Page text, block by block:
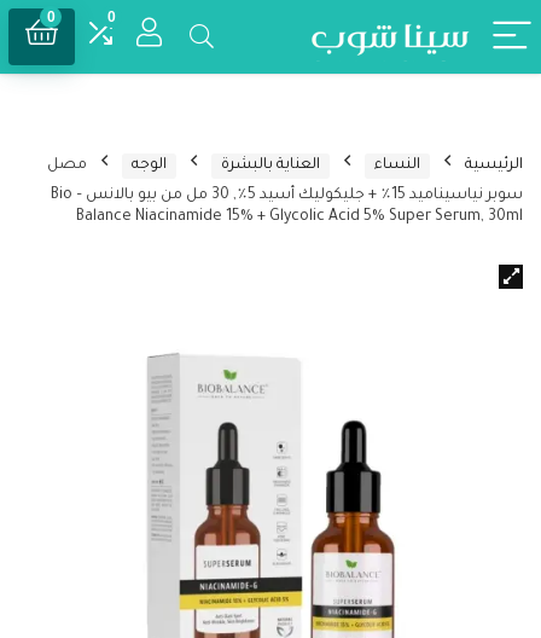
0
0
الرئيسية النساء العناية بالبشرة الوجه
مصل
سوبر نياسيناميد 15٪ + جليكوليك أسيد 5٪, 30 مل من بيو بالانس – Bio
Balance Niacinamide 15% + Glycolic Acid 5% Super Serum, 30ml